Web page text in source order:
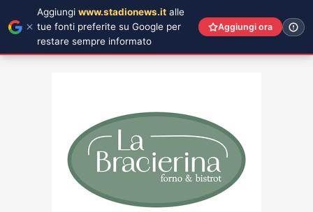
Aggiungi www.stadionews.it alle
tue fonti preferite su Google per
restare sempre informato
Aggiungi ora